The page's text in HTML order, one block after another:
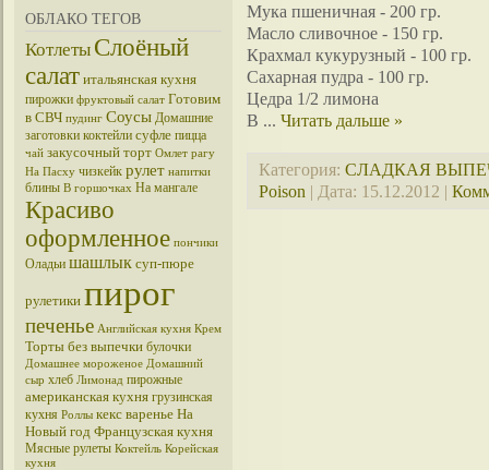
ОБЛАКО ТЕГОВ
Котлеты Слоёный
салат итальянская кухня
пирожки фруктовый салат Готовим
в СВЧ пудинг Соусы Домашние
заготовки коктейли суфле пицца
чай закусочный торт Омлет рагу
На Пасху чизкейк рулет напитки
блины В горшочках На мангале
Красиво
оформленное пончики
Оладьи шашлык суп-пюре
рулетики пирог
печенье Английская кухня Крем
Торты без выпечки булочки
Домашнее мороженое Домашний
сыр хлеб Лимонад пирожные
американская кухня грузинская
кухня Роллы кекс варенье На
Новый год Французская кухня
Мясные рулеты Коктейль Корейская
кухня
Мука пшеничная - 200 гр.
Масло сливочное - 150 гр.
Крахмал кукурузный - 100 гр.
Сахарная пудра - 100 гр.
Цедра 1/2 лимона
В ... Читать дальше »
Категория: СЛАДКАЯ
Poison | Дата: 15.12.2012 |